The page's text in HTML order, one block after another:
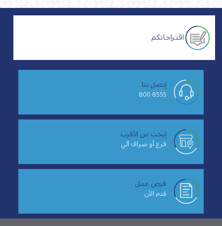
اقتراحاتكم
إتصل بنا
8555 800
إبحث عن الأقرب
فرع أو صراف آلي
فرص عمل
قدم الآن